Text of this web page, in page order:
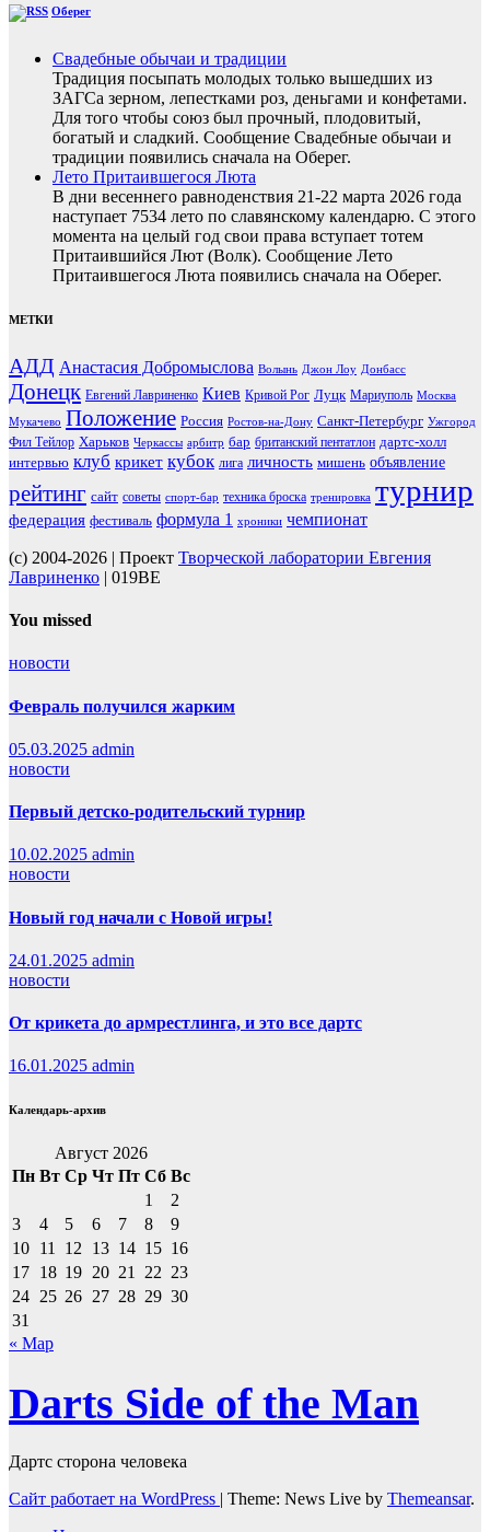
Оберег
Свадебные обычаи и традиции
Традиция посыпать молодых только вышедших из
ЗАГСа зерном, лепестками роз, деньгами и конфетами.
Для того чтобы союз был прочный, плодовитый,
богатый и сладкий. Сообщение Свадебные обычаи и
традиции появились сначала на Оберег.
Лето Притаившегося Люта
В дни весеннего равноденствия 21-22 марта 2026 года
наступает 7534 лето по славянскому календарю. С этого
момента на целый год свои права вступает тотем
Притаившийся Лют (Волк). Сообщение Лето
Притаившегося Люта появились сначала на Оберег.
МЕТКИ
АДД Анастасия Добромыслова Волынь Джон Лоу Донбасс
Донецк Евгений Лавриненко Киев Кривой Рог Луцк Мариуполь Москва
Мукачево Положение Россия Ростов-на-Дону Санкт-Петербург Ужгород
Фил Тейлор Харьков Черкассы арбитр бар британский пентатлон дартс-холл
интервью клуб крикет кубок лига личность мишень объявление
рейтинг сайт советы спорт-бар техника броска тренировка турнир
федерация фестиваль формула 1 хроники чемпионат
(c) 2004-2026 | Проект Творческой лаборатории Евгения
Лавриненко | 019BE
You missed
новости
Февраль получился жарким
05.03.2025 admin
новости
Первый детско-родительский турнир
10.02.2025 admin
новости
Новый год начали с Новой игры!
24.01.2025 admin
новости
От крикета до армрестлинга, и это все дартс
16.01.2025 admin
Календарь-архив
Август 2026
Пн Вт Ср Чт Пт Сб Вс
1
2
3
4 5 6 7 8
9
10 11 12 13 14 15 16
17 18 19 20 21 22 23
24 25 26 27 28 29 30
31
« Мар
Darts Side of the Man
Дартс сторона человека
Сайт работает на WordPress | Theme: News Live by Themeansar.